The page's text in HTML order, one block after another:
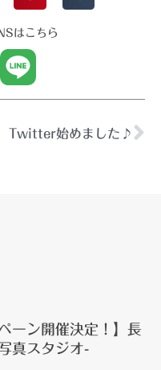
はこちら
Twitter始めました♪
ーン開催決定！】長
真スタジオ-